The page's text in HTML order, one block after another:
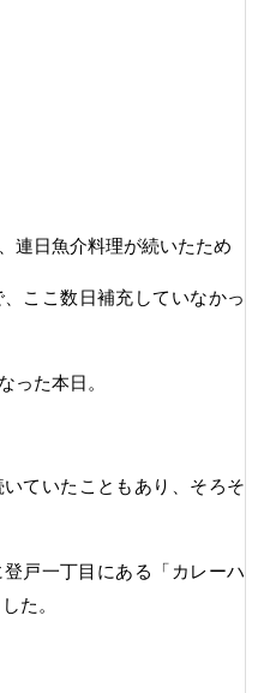
連日魚介料理が続いたため
ここ数日補充していなかっ
った本日。
ていたこともあり、そろそ
戸一丁目にある「カレーハ
た。